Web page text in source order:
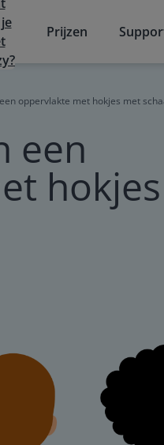
Prijzen
oppervlakte met hokjes met
een
hokjes